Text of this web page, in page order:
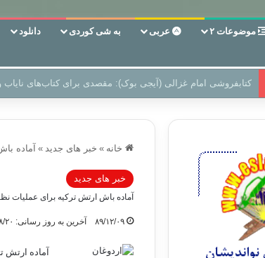
موضوعات ۲ عربی به شی کوردی دانلود
سر دفتر فساد در زمین‌، دوری وکناره‌گیری از راه خداست‌!
خانه » خبر های جدید » آماده
خبر های جدید
آماده باش ارتش ترکیه برای عملیات
۸۹/۱۲/۰۹ آخرین به روز رسانی: ۹۱/۰۸/۲۰
آماده ارتش